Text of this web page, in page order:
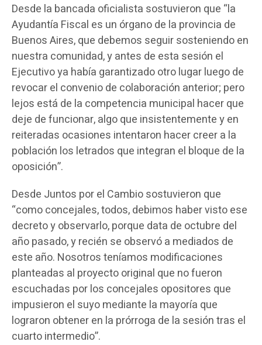
Desde la bancada oficialista sostuvieron que “la
Ayudantía Fiscal es un órgano de la provincia de
Buenos Aires, que debemos seguir sosteniendo en
nuestra comunidad, y antes de esta sesión el
Ejecutivo ya había garantizado otro lugar luego de
revocar el convenio de colaboración anterior; pero
lejos está de la competencia municipal hacer que
deje de funcionar, algo que insistentemente y en
reiteradas ocasiones intentaron hacer creer a la
población los letrados que integran el bloque de la
oposición”.
Desde Juntos por el Cambio sostuvieron que
“como concejales, todos, debimos haber visto ese
decreto y observarlo, porque data de octubre del
año pasado, y recién se observó a mediados de
este año. Nosotros teníamos modificaciones
planteadas al proyecto original que no fueron
escuchadas por los concejales opositores que
impusieron el suyo mediante la mayoría que
lograron obtener en la prórroga de la sesión tras el
cuarto intermedio”.